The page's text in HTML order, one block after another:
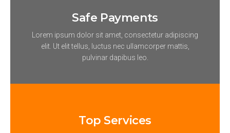
Safe Payments
Lorem ipsum dolor sit amet, consectetur adipiscing
elit. Ut elit tellus, luctus nec ullamcorper mattis,
pulvinar dapibus leo.
Top Services